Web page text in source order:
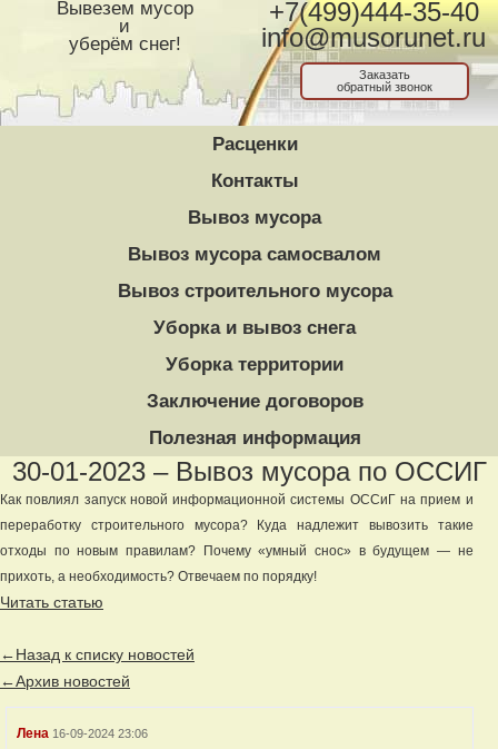
Вывезем мусор
и
уберём снег!
+7(499)444-35-40
info@musorunet.ru
Заказать
обратный звонок
Расценки
Контакты
Вывоз мусора
Вывоз мусора самосвалом
Вывоз строительного мусора
Уборка и вывоз снега
Уборка территории
Заключение договоров
Полезная информация
30-01-2023 – Вывоз мусора по ОССИГ
Как повлиял запуск новой информационной системы ОССиГ на прием и
переработку строительного мусора? Куда надлежит вывозить такие
отходы по новым правилам? Почему «умный снос» в будущем — не
прихоть, а необходимость? Отвечаем по порядку!
Читать статью
←Назад к списку новостей
←Архив новостей
Лена 16-09-2024 23:06